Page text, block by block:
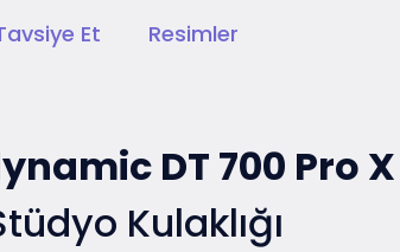
Et Resimler
DT 700 Pro
Kulaklığı